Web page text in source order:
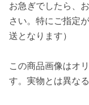
お急ぎでしたら、
さい。特にご指定
送となります）
この商品画像はオ
す。実物とは異な